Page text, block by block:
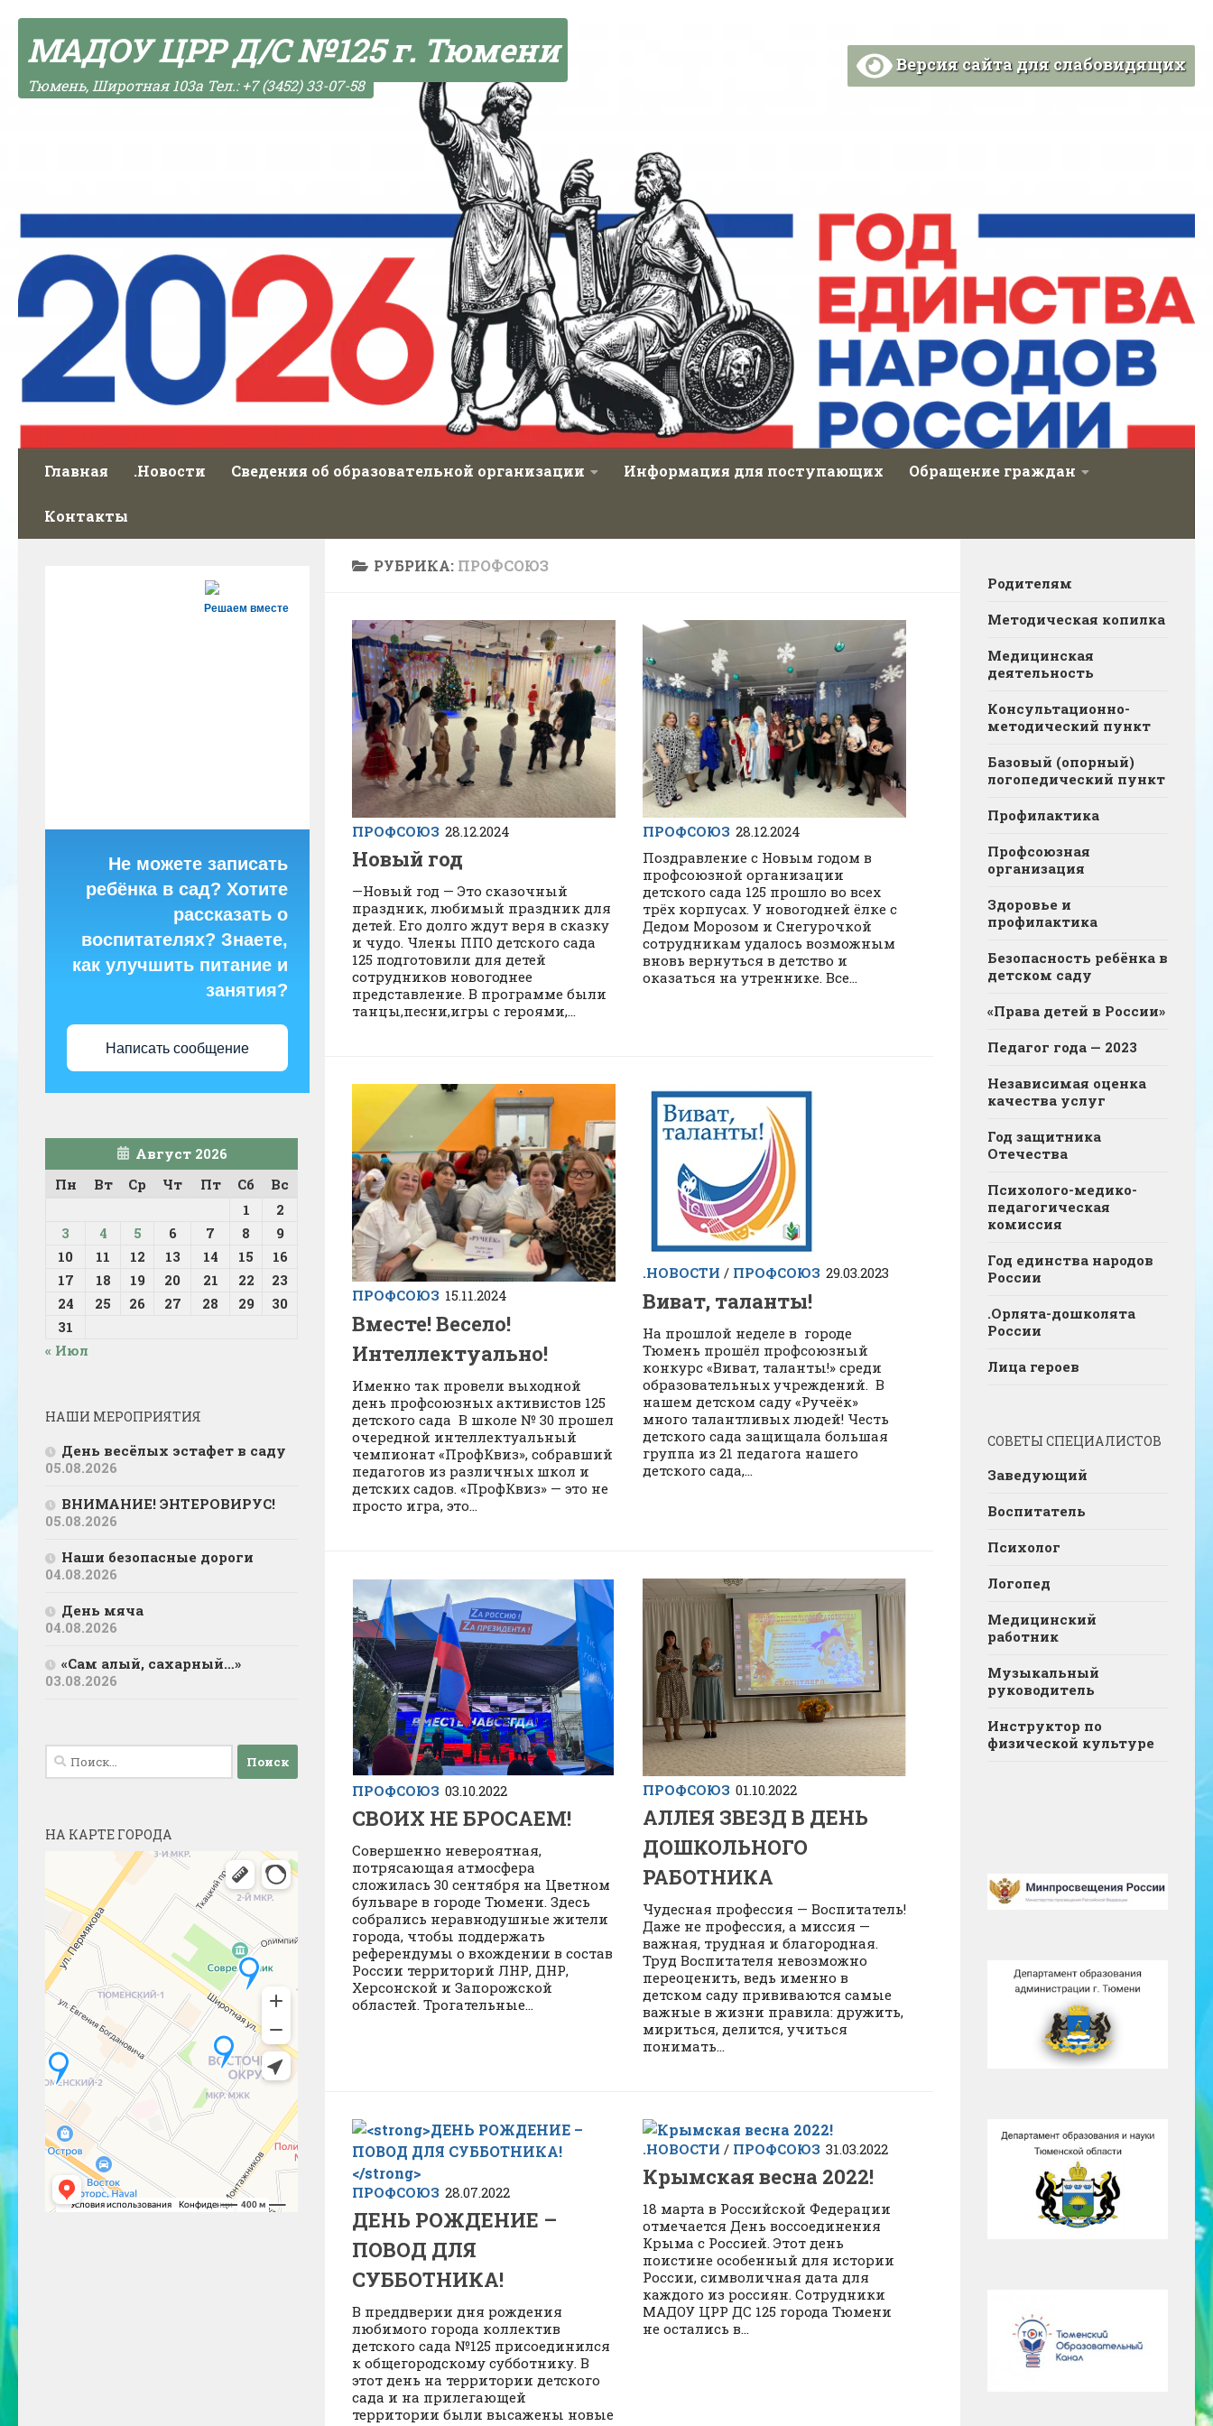
МАДОУ ЦРР Д/С №125 г. Тюмени
Тюмень, Широтная 103а Тел.: +7 (3452) 33-07-58
Версия сайта для слабовидящих
Главная .Новости Сведения об образовательной организации Информация для поступающих Обращение граждан
Контакты
РУБРИКА: ПРОФСОЮЗ
ПРОФСОЮЗ 28.12.2024
Новый год
—Новый год — Это сказочный
праздник, любимый праздник для
детей. Его долго ждут веря в сказку
и чудо. Члены ППО детского сада
125 подготовили для детей
сотрудников новогоднее
представление. В программе были
танцы,песни,игры с героями,...
ПРОФСОЮЗ 28.12.2024
Поздравление с Новым годом в
профсоюзной организации
детского сада 125 прошло во всех
трёх корпусах. У новогодней ёлке с
Дедом Морозом и Снегурочкой
сотрудникам удалось возможным
вновь вернуться в детство и
оказаться на утреннике. Все...
ПРОФСОЮЗ 15.11.2024
Вместе! Весело!
Интеллектуально!
Именно так провели выходной
день профсоюзных активистов 125
детского сада В школе № 30 прошел
очередной интеллектуальный
чемпионат «ПрофКвиз», собравший
педагогов из различных школ и
детских садов. «ПрофКвиз» — это не
просто игра, это...
.НОВОСТИ / ПРОФСОЮЗ 29.03.2023
Виват, таланты!
На прошлой неделе в городе
Тюмень прошёл профсоюзный
конкурс «Виват, таланты!» среди
образовательных учреждений. В
нашем детском саду «Ручеёк»
много талантливых людей! Честь
детского сада защищала большая
группа из 21 педагога нашего
детского сада,...
ПРОФСОЮЗ 03.10.2022
СВОИХ НЕ БРОСАЕМ!
Совершенно невероятная,
потрясающая атмосфера
сложилась 30 сентября на Цветном
бульваре в городе Тюмени. Здесь
собрались неравнодушные жители
города, чтобы поддержать
референдумы о вхождении в состав
России территорий ЛНР, ДНР,
Херсонской и Запорожской
областей. Трогательные...
ПРОФСОЮЗ 01.10.2022
АЛЛЕЯ ЗВЕЗД В ДЕНЬ
ДОШКОЛЬНОГО
РАБОТНИКА
Чудесная профессия — Воспитатель!
Даже не профессия, а миссия —
важная, трудная и благородная.
Труд Воспитателя невозможно
переоценить, ведь именно в
детском саду прививаются самые
важные в жизни правила: дружить,
мириться, делится, учиться
понимать...
ПРОФСОЮЗ 28.07.2022
ДЕНЬ РОЖДЕНИЕ –
ПОВОД ДЛЯ
СУББОТНИКА!
В преддверии дня рождения
любимого города коллектив
детского сада №125 присоединился
к общегородскому субботнику. В
этот день на территории детского
сада и на прилегающей
территории были высажены новые
.НОВОСТИ / ПРОФСОЮЗ 31.03.2022
Крымская весна 2022!
18 марта в Российской Федерации
отмечается День воссоединения
Крыма с Россией. Этот день
поистине особенный для истории
России, символичная дата для
каждого из россиян. Сотрудники
МАДОУ ЦРР ДС 125 города Тюмени
не остались в...
Решаем вместе
Не можете записать
ребёнка в сад? Хотите
рассказать о
воспитателях? Знаете,
как улучшить питание и
занятия?
Написать сообщение
Август 2026
Пн
Вт Ср Чт Пт Сб
Вс
1
2
3
4 5 6 7 8
9
10
11 12 13 14 15
16
17
18 19 20 21 22
23
24
25 26 27 28 29
30
31
« Июл
НАШИ МЕРОПРИЯТИЯ
День весёлых эстафет в саду
05.08.2026
ВНИМАНИЕ! ЭНТЕРОВИРУС!
05.08.2026
Наши безопасные дороги
04.08.2026
День мяча
04.08.2026
«Сам алый, сахарный…»
03.08.2026
Найти:
НА КАРТЕ ГОРОДА
Родителям
Методическая копилка
Медицинская
деятельность
Консультационно-
методический пункт
Базовый (опорный)
логопедический пункт
Профилактика
Профсоюзная
организация
Здоровье и
профилактика
Безопасность ребёнка в
детском саду
«Права детей в России»
Педагог года — 2023
Независимая оценка
качества услуг
Год защитника
Отечества
Психолого-медико-
педагогическая
комиссия
Год единства народов
России
.Орлята-дошколята
России
Лица героев
СОВЕТЫ СПЕЦИАЛИСТОВ
Заведующий
Воспитатель
Психолог
Логопед
Медицинский
работник
Музыкальный
руководитель
Инструктор по
физической культуре